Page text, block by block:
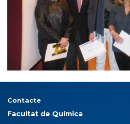
Contacte
Facultat de Química